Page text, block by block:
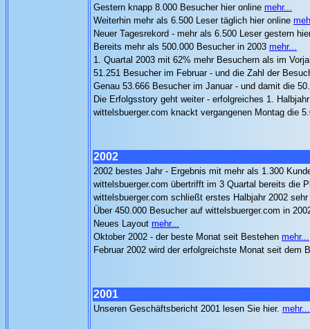
Gestern knapp 8.000 Besucher hier online mehr...
Weiterhin mehr als 6.500 Leser täglich hier online
Neuer Tagesrekord - mehr als 6.500 Leser gestern
Bereits mehr als 500.000 Besucher in 2003 mehr...
1. Quartal 2003 mit 62% mehr Besuchern als im
51.251 Besucher im Februar - und die Zahl der
Genau 53.666 Besucher im Januar - und damit die
Die Erfolgsstory geht weiter - erfolgreiches 1.
wittelsbuerger.com knackt vergangenen Montag die
2002
2002 bestes Jahr - Ergebnis mit mehr als 1.300
wittelsbuerger.com übertrifft im 3 Quartal bereits die
wittelsbuerger.com schließt erstes Halbjahr 2002
Über 450.000 Besucher auf wittelsbuerger.com in
Neues Layout mehr...
Oktober 2002 - der beste Monat seit Bestehen mehr...
Februar 2002 wird der erfolgreichste Monat seit dem
2001
Unseren Geschäftsbericht 2001 lesen Sie hier. mehr...